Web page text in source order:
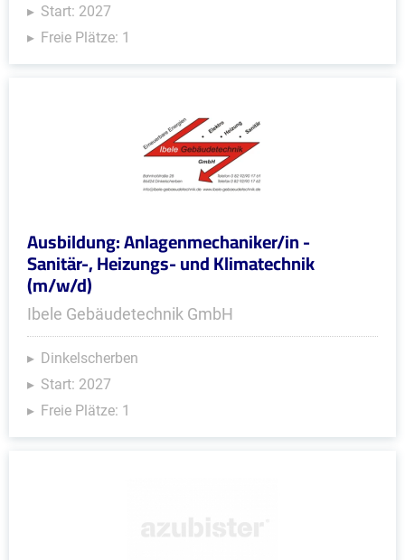
Start: 2027
Freie Plätze: 1
Ausbildung: Anlagenmechaniker/in -
Sanitär-, Heizungs- und Klimatechnik
(m/w/d)
Ibele Gebäudetechnik GmbH
Dinkelscherben
Start: 2027
Freie Plätze: 1